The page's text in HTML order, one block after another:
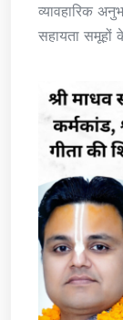
व्यावहारिक
सहायता समूहों